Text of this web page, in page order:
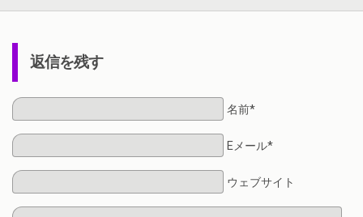
返信を残す
名前*
Eメール*
ウェブサイト